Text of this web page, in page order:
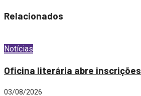
Relacionados
Notícias
Oficina literária abre inscrições
03/08/2026